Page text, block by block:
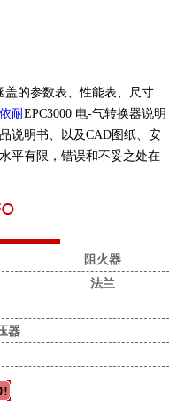
盖的参数表、性能表、尺寸
耐EPC3000 电-气转换器说明
说明书、以及CAD图纸、安
平有限，错误和不妥之处在
阻火器
法兰
器